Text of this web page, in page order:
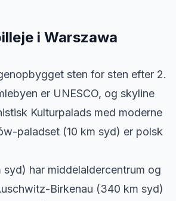
i Warszawa
sten for sten efter 2.
er UNESCO, og skyline
Kulturpalads med moderne
paladset (10 km syd) er polsk
har middelaldercentrum og
Birkenau (340 km syd)